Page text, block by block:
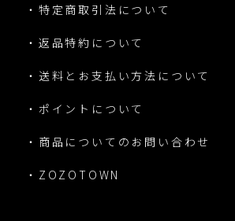
・特定商取引法について
・返品特約について
・送料とお支払い方法について
・ポイントについて
・商品についてのお問い合わせ
・ZOZOTOWN